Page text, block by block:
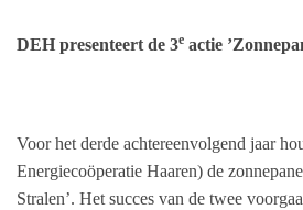
DEH presenteert de 3e actie
Voor het derde achtereenvolgend jaar
Energiecoöperatie Haaren) de
Stralen’. Het succes van de twee